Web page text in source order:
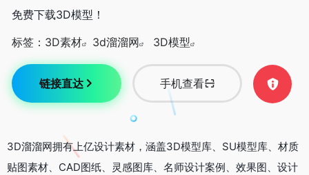
免费下载3D模型！
标签： 3D素材 3d溜溜网 3D模型
链接直达 手机查看
3D溜溜网拥有上亿设计素材，涵盖3D模型库、SU模型库、材质
贴图素材、CAD图纸、灵感图库、名师设计案例、效果图、设计